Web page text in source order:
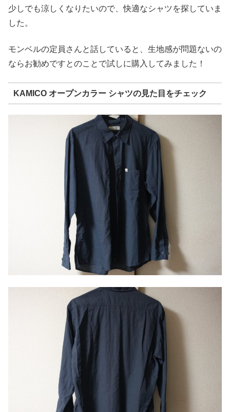
少しでも涼しくなりたいので、快適なシャツを探していま
した。
モンベルの定員さんと話していると、生地感が問題ないの
ならお勧めですとのことで試しに購入してみました！
KAMICO オープンカラー シャツの見た目をチェック